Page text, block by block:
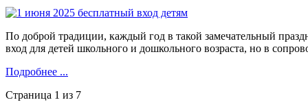
По доброй традиции, каждый год в такой замечательный
вход для детей школьного и дошкольного возраста, но в
Подробнее ...
Страница 1 из 7